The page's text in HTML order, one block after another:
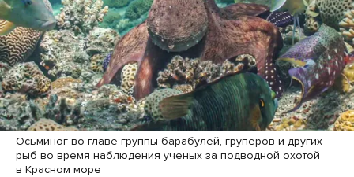
Осьминог во главе группы барабулей, груперов и других
рыб во время наблюдения ученых за подводной охотой
в Красном море